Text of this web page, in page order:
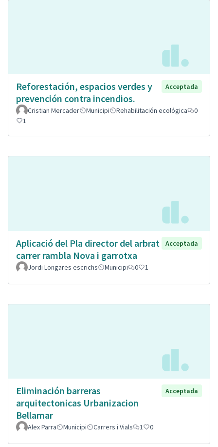
Reforestación, espacios verdes y
prevención contra incendios.
Acceptada
Cristian Mercader Municipi Rehabilitación ecológica
0
1
Aplicació del Pla director del arbrat
carrer rambla Nova i garrotxa
Acceptada
Jordi Longares escrichs Municipi 0 1
Eliminación barreras
arquitectonicas Urbanizacion
Bellamar
Acceptada
Alex Parra Municipi Carrers i Vials 1 0